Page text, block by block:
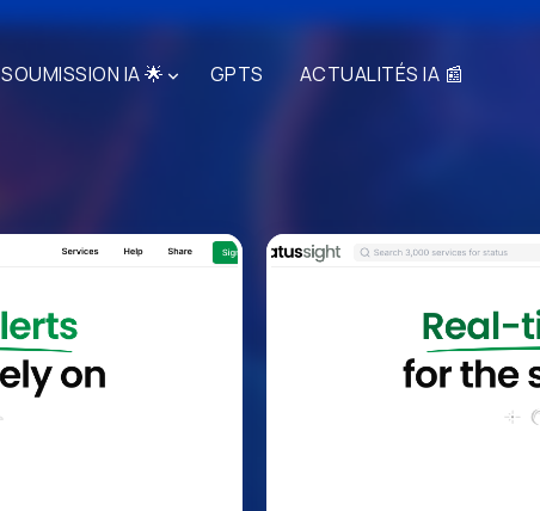
SOUMISSION IA 🌟 GPTS ACTUALITÉS IA 📰